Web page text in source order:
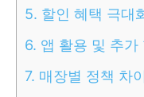
5. 할인 혜택 극대
6. 앱 활용 및 추가
7. 매장별 정책 차